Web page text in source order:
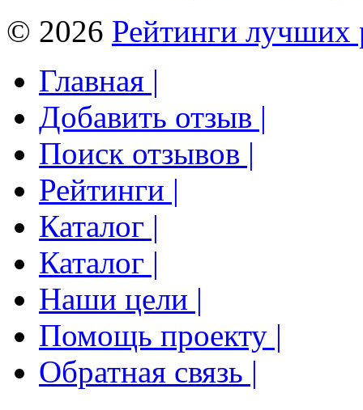
© 2026 Рейтинги лучших
Главная |
Добавить отзыв |
Поиск отзывов |
Рейтинги |
Каталог |
Каталог |
Наши цели |
Помощь проекту |
Обратная связь |